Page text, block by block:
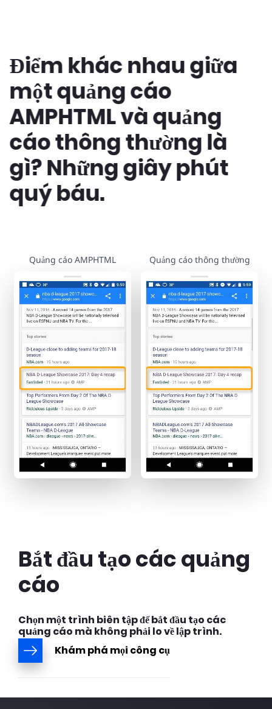
Điểm khác nhau giữa
một quảng cáo
AMPHTML và quảng
cáo thông thường là
gì? Những giây phút
quý báu.
Quảng cáo AMPHTML Quảng cáo thông thường
Bắt đầu tạo các quảng
cáo
Chọn một trình biên tập để bắt đầu tạo các
quảng cáo mà không phải lo về lập trình.
Khám phá mọi công cụ